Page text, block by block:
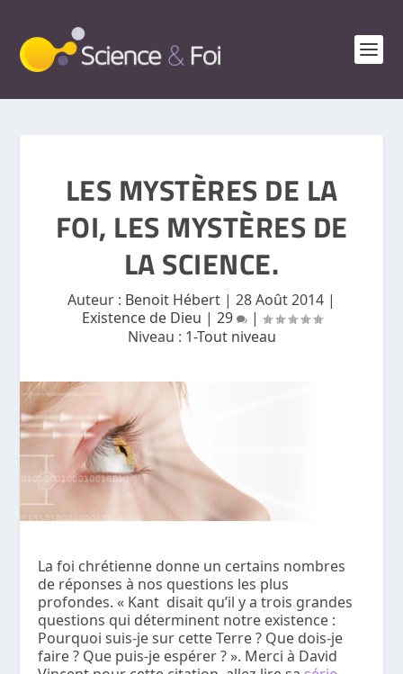
LES MYSTÈRES DE LA
FOI, LES MYSTÈRES DE
LA SCIENCE.
Auteur : Benoit Hébert | 28 Août 2014 |
Existence de Dieu | 29
|
Niveau : 1-Tout niveau
La foi chrétienne donne un certains nombres
de réponses à nos questions les plus
profondes. « Kant disait qu’il y a trois grandes
questions qui déterminent notre existence :
Pourquoi suis-je sur cette Terre ? Que dois-je
faire ? Que puis-je espérer ? ». Merci à David